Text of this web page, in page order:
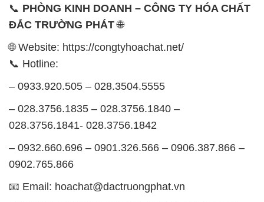
📞 PHÒNG KINH DOANH – CÔNG TY HÓA CHẤT
ĐẮC TRƯỜNG PHÁT🌐
🌐 Website: https://congtyhoachat.net/
📞 Hotline:
– 0933.920.505 – 028.3504.5555
– 028.3756.1835 – 028.3756.1840 –
028.3756.1841- 028.3756.1842
– 0932.660.696 – 0901.326.566 – 0906.387.866 –
0902.765.866
📧 Email: hoachat@dactruongphat.vn